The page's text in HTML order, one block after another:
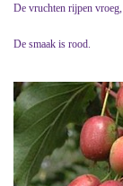
De vruchten rijpen
De smaak is rood.